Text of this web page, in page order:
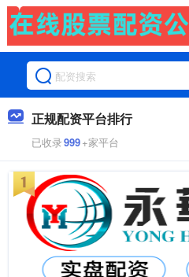
正规配资平台排行
已收录999+家平台